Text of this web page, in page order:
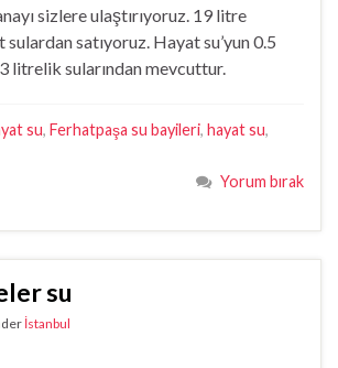
sizlere ulaştırıyoruz. 19 litre
satıyoruz. Hayat su’yun 0.5
litrelik sularından mevcuttur.
su, Ferhatpaşa su bayileri, hayat su,
Yorum bırak
su
İstanbul